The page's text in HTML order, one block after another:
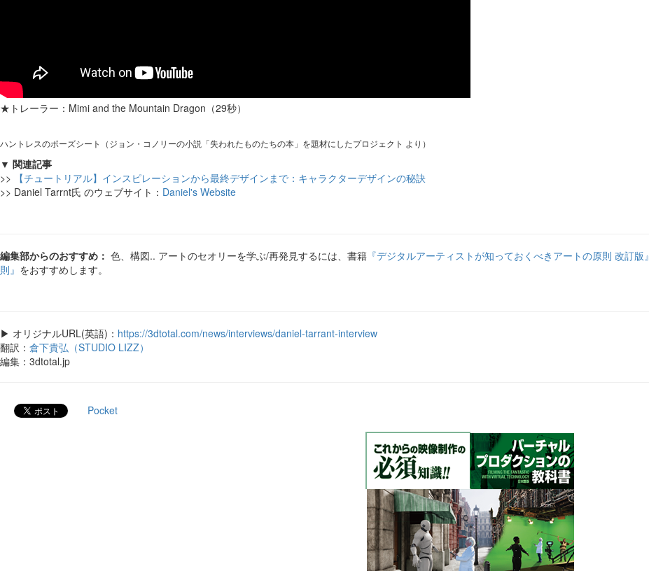
★トレーラー：Mimi and the Mountain Dragon（29秒）
ハントレスのポーズシート（ジョン・コノリーの小説「失われたものたちの本」を題材にしたプロジェクト より）
▼ 関連記事
>>
【チュートリアル】インスピレーションから最終デザインまで：キャラクターデザインの秘訣
>> Daniel Tarrnt氏 のウェブサイト： Daniel's Website
編集部からのおすすめ： 色、構図.. アートのセオリーを学ぶ/再発見するには、書籍 『デジタルアーティストが知っておくべきアートの原則 改訂版』
則』 をおすすめします。
▶ オリジナルURL(英語)： https://3dtotal.com/news/interviews/daniel-tarrant-interview
翻訳： 倉下貴弘（STUDIO LIZZ）
編集：3dtotal.jp
Pocket